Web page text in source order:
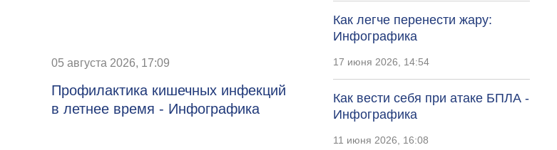
05 августа 2026, 17:09
Профилактика кишечных инфекций
в летнее время - Инфографика
Как легче перенести жару:
Инфографика
17 июня 2026, 14:54
Как вести себя при атаке БПЛА -
Инфографика
11 июня 2026, 16:08